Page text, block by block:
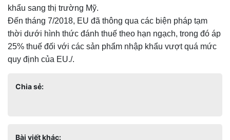
khẩu sang thị trường Mỹ.
Đến tháng 7/2018, EU đã thông qua các biện pháp tạm
thời dưới hình thức đánh thuế theo hạn ngạch, trong đó áp
25% thuế đối với các sản phẩm nhập khẩu vượt quá mức
quy định của EU./.
Chia sẻ:
Bài viết khác: